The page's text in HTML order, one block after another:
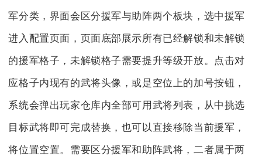
军分类，界面会区分援军与助阵两个板块，选中援军
进入配置页面，页面底部展示所有已经解锁和未解锁
的援军格子，未解锁格子需要提升等级开放。点击对
应格子内现有的武将头像，或是空位上的加号按钮，
系统会弹出玩家仓库内全部可用武将列表，从中挑选
目标武将即可完成替换，也可以直接移除当前援军，
将位置空置。需要区分援军和助阵武将，二者属于两